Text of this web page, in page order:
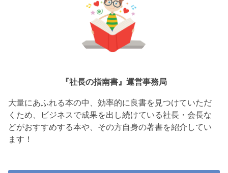
『社長の指南書』運営事務局
大量にあふれる本の中、効率的に良書を見つけていただ
くため、ビジネスで成果を出し続けている社長・会長な
どがおすすめする本や、その方自身の著書を紹介してい
ます！